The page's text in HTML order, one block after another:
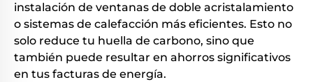
instalación de ventanas de doble acristalamiento
o sistemas de calefacción más eficientes. Esto no
solo reduce tu huella de carbono, sino que
también puede resultar en ahorros significativos
en tus facturas de energía.